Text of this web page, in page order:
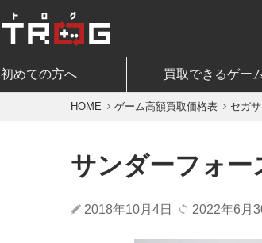
初めての方へ 買取できるゲー
HOME ゲーム高額買取価格表 セガ
サンダーフォ
2018年10月4日 2022年6月